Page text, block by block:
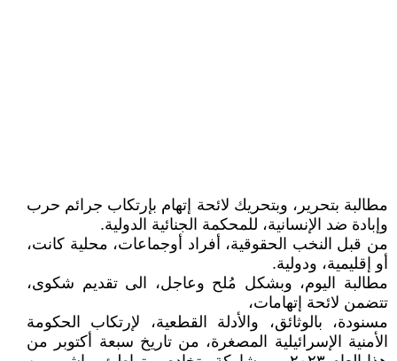
مطالبة بتحرير، وبتحريك لائحة إتهام بإرتكاب جرائم حرب
وإبادة ضد الإنسانية، للمحكمة الجنائية الدولية.
من قبل النخب الحقوقية، أفراد أوجماعات، محلية كانت،
أو إقليمية، ودولية.
مطالبة اليوم، وبشكل مُلح وعاجل، الى تقديم شكوى،
تتضمن لائحة إتهامات،
مسنودة، بالوثائق، والأدلة القطعية، لإرتكاب الحكومة
الأمنية الإسرائيلية المصغرة، من تاريخ سبعة أكتوبر من